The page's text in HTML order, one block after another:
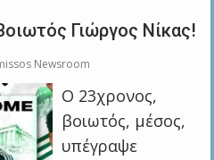
Γιώργος Νίκας!
Newsroom
Ο 23χρονος,
βοιωτός, μέσος,
υπέγραψε